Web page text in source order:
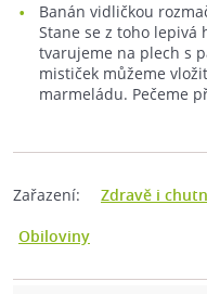
Banán vidličkou
Stane se z toho lepivá
tvarujeme na plech s
mističek můžeme
marmeládu. Pečeme
Zařazení: Zdravě i
Obiloviny